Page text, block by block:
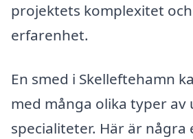
projektets komplexitet
erfarenhet.
En smed i Skelleftehamn
med många olika typer av
specialiteter. Här är några